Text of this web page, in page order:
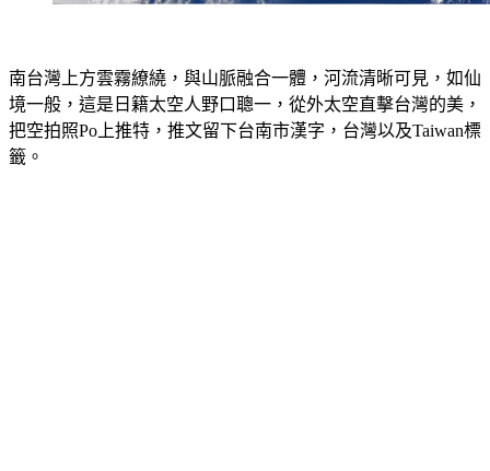
南台灣上方雲霧繚繞，與山脈融合一體，河流清晰可見，如仙
境一般，這是日籍太空人野口聰一，從外太空直擊台灣的美，
把空拍照Po上推特，推文留下台南市漢字，台灣以及Taiwan標
籤。